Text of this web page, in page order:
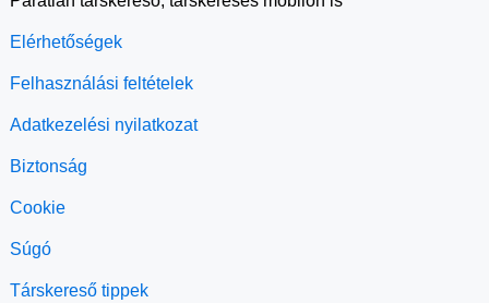
Elérhetőségek
Felhasználási feltételek
Adatkezelési nyilatkozat
Biztonság
Cookie
Súgó
Társkereső tippek